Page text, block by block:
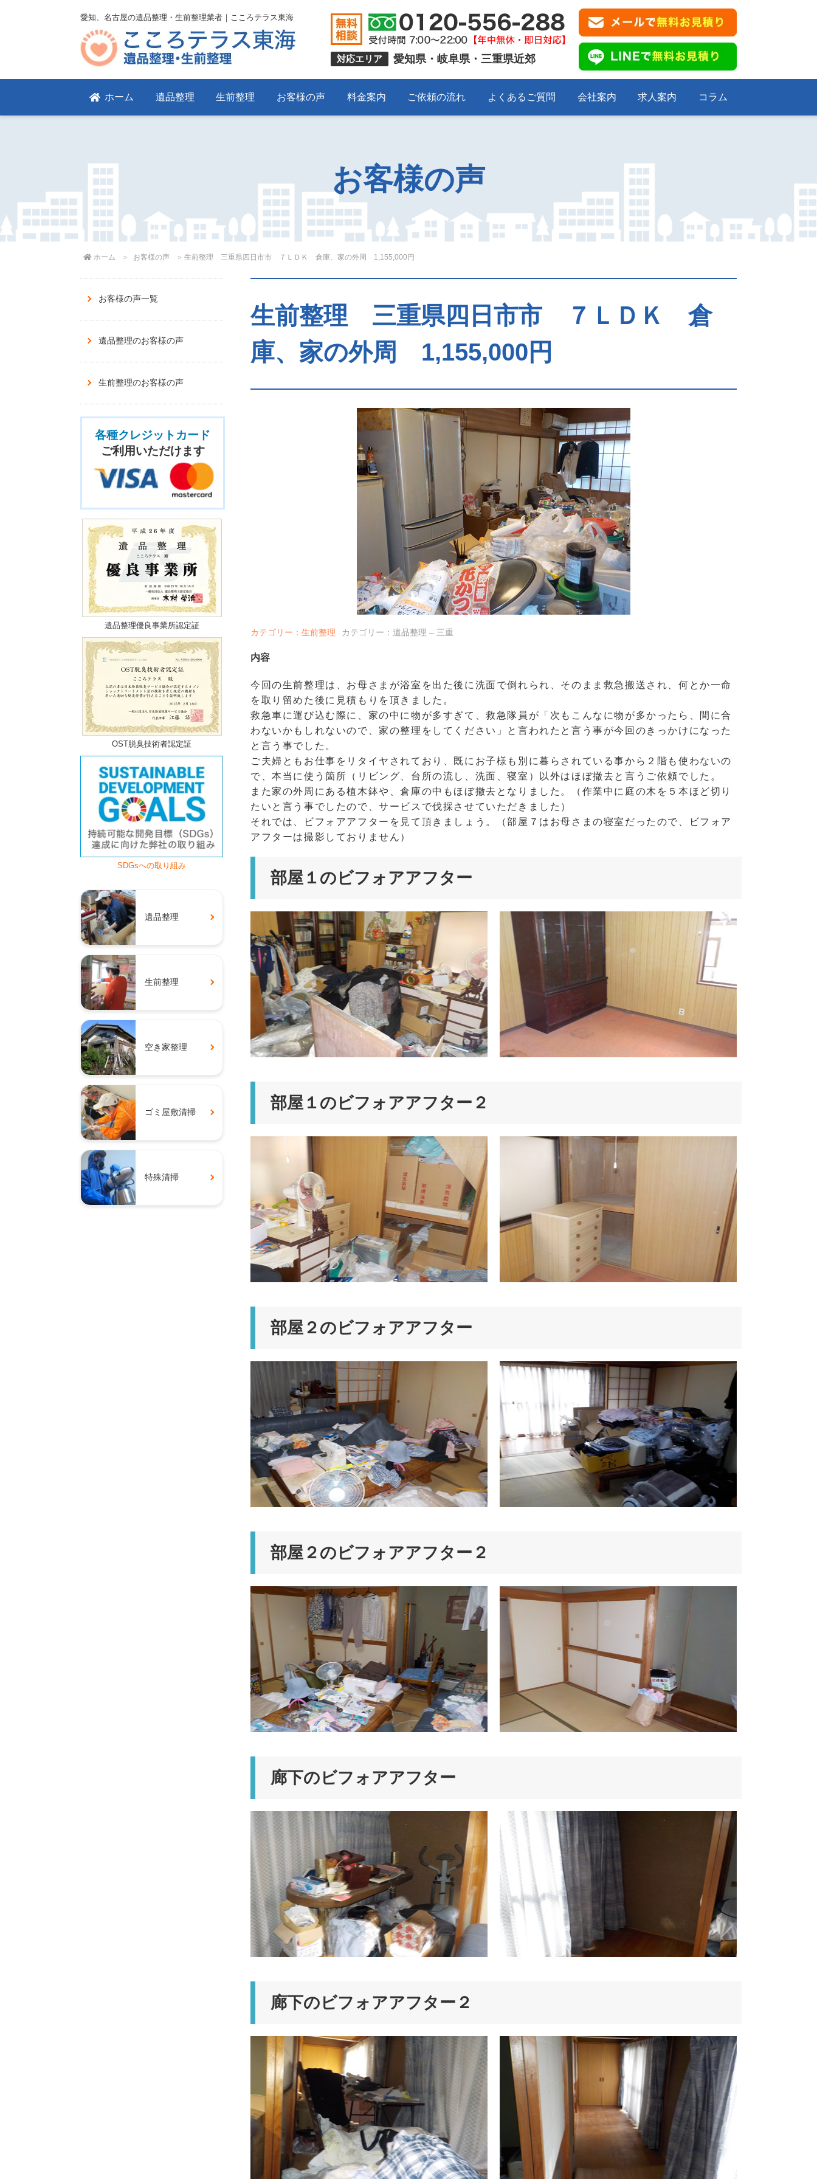
愛知、名古屋の遺品整理・生前整理業者｜こころテラス東海
対応エリア 愛知県・岐阜県・三重県近郊
ホーム 遺品整理 生前整理 お客様の声 料金案内 ご依頼の流れ よくあるご質問 会社案内 求人案内 コラム
お客様の声
ホーム お客様の声 生前整理 三重県四日市市 ７ＬＤＫ 倉庫、家の外周 1,155,000円
生前整理 三重県四日市市 ７ＬＤＫ 倉
庫、家の外周 1,155,000円
カテゴリー：生前整理 カテゴリー：遺品整理 – 三重
内容
今回の生前整理は、お母さまが浴室を出た後に洗面で倒れられ、そのまま救急搬送され、何とか一命
を取り留めた後に見積もりを頂きました。
救急車に運び込む際に、家の中に物が多すぎて、救急隊員が「次もこんなに物が多かったら、間に合
わないかもしれないので、家の整理をしてください」と言われたと言う事が今回のきっかけになった
と言う事でした。
ご夫婦ともお仕事をリタイヤされており、既にお子様も別に暮らされている事から２階も使わないの
で、本当に使う箇所（リビング、台所の流し、洗面、寝室）以外はほぼ撤去と言うご依頼でした。
また家の外周にある植木鉢や、倉庫の中もほぼ撤去となりました。（作業中に庭の木を５本ほど切り
たいと言う事でしたので、サービスで伐採させていただきました）
それでは、ビフォアアフターを見て頂きましょう。（部屋７はお母さまの寝室だったので、ビフォア
アフターは撮影しておりません）
部屋１のビフォアアフター
部屋１のビフォアアフター２
部屋２のビフォアアフター
部屋２のビフォアアフター２
廊下のビフォアアフター
廊下のビフォアアフター２
お客様の声一覧
遺品整理のお客様の声
生前整理のお客様の声
各種クレジットカード
ご利用いただけます
遺品整理優良事業所認定証
OST脱臭技術者認定証
SDGsへの取り組み
遺品整理
生前整理
空き家整理
ゴミ屋敷清掃
特殊清掃